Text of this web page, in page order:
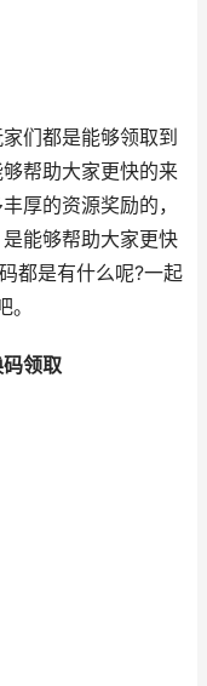
们都是能够领取到
帮助大家更快的来
厚的资源奖励的，
能够帮助大家更快
都是有什么呢?一起
领取